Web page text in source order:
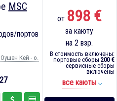
MSC
портов
Кей - о.
от 898 €
за каюту
на 2 взр.
В стоимость включены:
портовые сборы 200 €
сервисные сборы
включены
все каюты